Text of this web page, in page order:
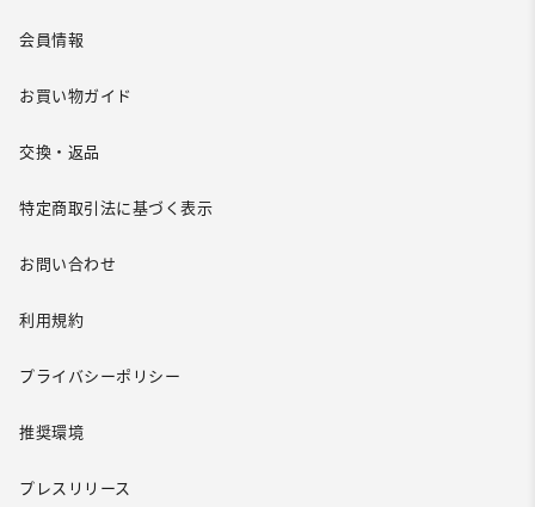
会員情報
お買い物ガイド
交換・返品
特定商取引法に基づく表示
お問い合わせ
利用規約
プライバシーポリシー
推奨環境
プレスリリース